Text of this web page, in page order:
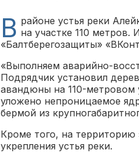
В районе устья реки
на участке 110
«Балтберегозащиты»
«Выполняем аварийно-
Подрядчик установил
авандюны на 110-метровом
уложено непроницаемое
бермой из
Кроме того, на территорию
укрепления устья реки.